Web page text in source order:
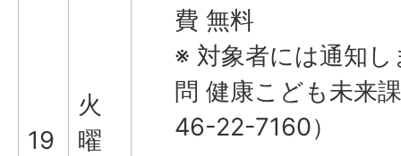
19
火
曜
費 無料
※ 対象者には通知し
問 健康こども未来
46-22-7160）